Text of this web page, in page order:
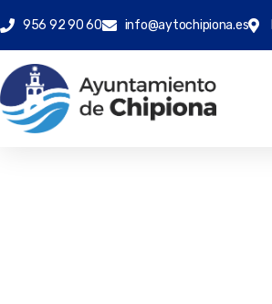
956 92 90 60 info@aytochipiona.es